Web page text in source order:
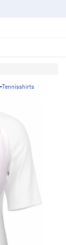
Tennisshirts